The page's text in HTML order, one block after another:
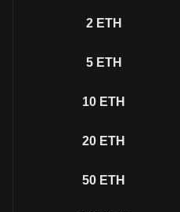
2 ETH
5 ETH
10 ETH
20 ETH
50 ETH